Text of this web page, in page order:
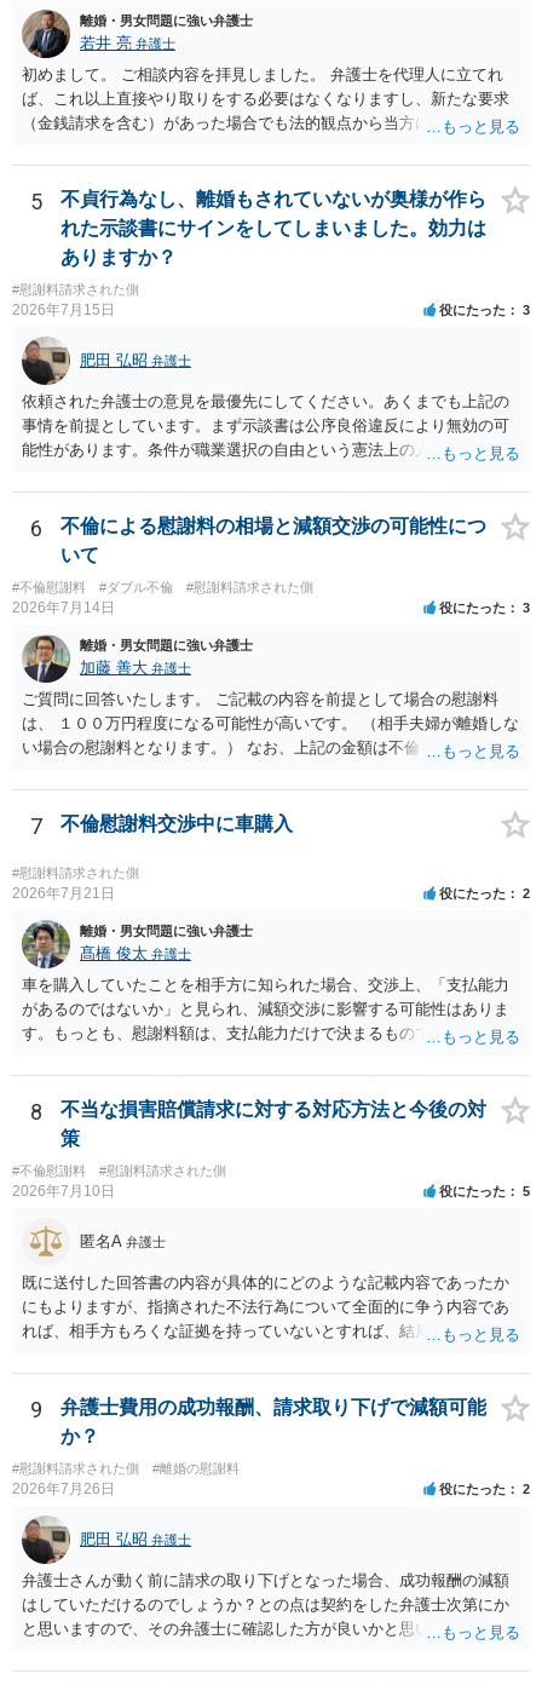
否かにかかってはきますが。 ４ 質問④ ご記載の内容からは判断
できないのですが、 清算条項を記載しないで合意することはリス
クがありますので、むしろ、原則としては、清算条項を記載するべき
であるとお考えいただくといいです。 ご質問に対する回答は以上で
すが、可能であれば、ご依頼になるかは別として、お近くの弁護士に
直接相談されて、 今後の対応についてアドバイス等を求めることを
離婚・男女問題に強い弁護士
若井 亮 弁護士
初めまして。 ご相談内容を拝見しました。 弁護士を代理人に立てれ
ば、これ以上直接やり取りをする必要はなくなりますし、新たな要求
（金銭請求を含む）があった場合でも法的観点から当方に支払うべき
いのであれば、基本的にはご自身で対応していくことになります。 こ
れ以上の要求を回避するためには、合意内容を書面しておくことで
す。 特に重要な点としては、合意事項以外には貸し借りが無いことを
確認する条項（清算条項）をきちんと盛り込んでおくことです。 お金
を払うにしても、紛争が蒸し返されないよう、合意書を作成して取り
交わすようにしてください。
5
不貞行為なし、離婚もされていないが奥様が作ら
れた示談書にサインをしてしまいました。効力は
ありますか？
#慰謝料請求された側
2026年7月15日 役にたった 3
肥田 弘昭 弁護士
依頼された弁護士の意見を最優先にしてください。あくまでも上記の
事情を前提としています。まず示談書は公序良俗違反により無効の可
能性があります。条件が職業選択の自由という憲法上の人権を侵害し
可能性もあるかと思います。ご参考にしてください。
6
不倫による慰謝料の相場と減額交渉の可能性につ
いて
#不倫慰謝料 #ダブル不倫 #慰謝料請求された側
2026年7月14日 役にたった 3
離婚・男女問題に強い弁護士
加藤 善大 弁護士
ご質問に回答いたします。 ご記載の内容を前提として場合の慰謝料
は、 １００万円程度になる可能性が高いです。 （相手夫婦が離婚しな
い場合の慰謝料となります。） なお、上記の金額は不倫をした２名が
半額程度の支払を求める、 求償ができることになります。 その求償権
を放棄する場合の慰謝料相場は、６０万円から８０万円程度になるこ
とが多いです。 （相手夫婦が離婚しませんので、減額してでも求償権
を放棄してもらうメリットがあることになります。） ５年後に離婚す
る可能性について、慰謝料額に影響が出る可能性はないと考えます。
最後に、ご依頼になる場合の弁護士費用は、ご依頼になる弁護士によ
り異なりますので、直接ご確認いただくといいですよ。 ご質問に対す
る回答は以上ですが、可能であれば、ご依頼になるかは別にして、お
近くの弁護士に直接相談されて、今後の対応についてアドバイスを求
めることをおすすめいたします。 ご参考にしていただけますと幸いで
す。
7 不倫慰謝料交渉中に車購入
#慰謝料請求された側
2026年7月21日 役にたった 2
離婚・男女問題に強い弁護士
髙橋 俊太 弁護士
車を購入していたことを相手方に知られた場合、交渉上、「支払能力
があるのではないか」と見られ、減額交渉に影響する可能性はありま
す。もっとも、慰謝料額は、支払能力だけで決まるものではなく、不
響、離婚・別居の有無、証拠関係等によって判断されます。 ご記載の
ように、LINEのやり取りと数回の食事のみで性交渉がないのであれ
ば、原則として不貞慰謝料支払義務は否定されます。他方で、性交渉
がない場合でも、親密なやり取りの内容や関係の態様によっては、婚
姻共同生活の平穏を害したとして、例外的に慰謝料支払義務が肯定さ
れることもあります。 すでに弁護士に依頼されているのであれば、車
の購入事情も含めて説明し、支払能力の問題と、そもそもの慰謝料額
の相当性を分けて交渉してもらう方がよいでしょう。
8
不当な損害賠償請求に対する対応方法と今後の対
策
#不倫慰謝料 #慰謝料請求された側
2026年7月10日 役にたった 5
匿名A 弁護士
既に送付した回答書の内容が具体的にどのような記載内容であったか
にもよりますが、指摘された不法行為について全面的に争う内容であ
れば、相手方もろくな証拠を持っていないとすれば、結局は何もなく
晴らす」ことが最重要なのであれば、むしろ、相手方から訴訟を提起
して貰い、あなたが勝訴（請求棄却）して不法行為が存在しなかった
ことを公に認めてもらった方が（精神安定の面でも）ベターなのでは
ないかとも思えます。そうであれば、「訴えられる」ことを怖がる必
要はなく、むしろ「出るところへ出ましょう」という態度の方が妥当
です。 ただ、冒頭で述べたとおりこちらが強気に出て相手方に十分な
証拠がない場合には提訴されず消化不良状態で終わってしまう危険も
ありますので、名誉回復を重視するなら、逆に相手方を被告として債
務不存在確認請求訴訟を提起することも考えられます（事案によって
は、十分な根拠もなく不法行為と決めつけたことに対する慰謝料請求
も併せて行う）。 しかしながら、訴訟への対応は（仮に弁護士へ対応
を任せるとしても）気力が必要であり、精神疾患を抱えながら対応す
るのはしんどい面があります。 名誉回復を重視してとことん毅然と対
9
弁護士費用の成功報酬、請求取り下げで減額可能
か？
#慰謝料請求された側 #離婚の慰謝料
2026年7月26日 役にたった 2
肥田 弘昭 弁護士
弁護士さんが動く前に請求の取り下げとなった場合、成功報酬の減額
はしていただけるのでしょうか？との点は契約をした弁護士次第にか
と思いますので、その弁護士に確認した方が良いかと思います。ご参